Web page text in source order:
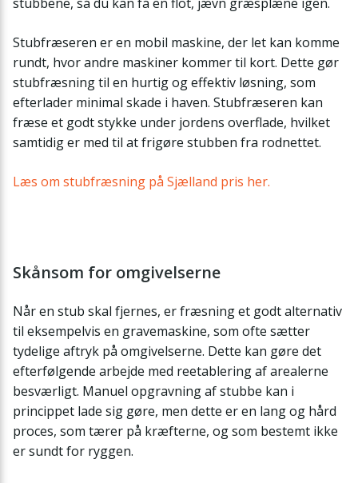
Stubfræseren er en mobil maskine, der let kan komme
rundt, hvor andre maskiner kommer til kort. Dette gør
stubfræsning til en hurtig og effektiv løsning, som
efterlader minimal skade i haven. Stubfræseren kan
fræse et godt stykke under jordens overflade, hvilket
samtidig er med til at frigøre stubben fra rodnettet.
Læs om stubfræsning på Sjælland pris her.
Skånsom for omgivelserne
Når en stub skal fjernes, er fræsning et godt alternativ
til eksempelvis en gravemaskine, som ofte sætter
tydelige aftryk på omgivelserne. Dette kan gøre det
efterfølgende arbejde med reetablering af arealerne
besværligt. Manuel opgravning af stubbe kan i
princippet lade sig gøre, men dette er en lang og hård
proces, som tærer på kræfterne, og som bestemt ikke
er sundt for ryggen.